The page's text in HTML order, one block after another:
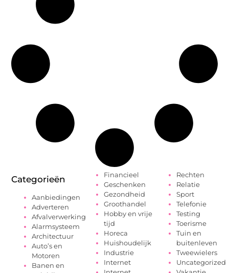
Categorieën
Aanbiedingen
Adverteren
Afvalverwerking
Alarmsysteem
Architectuur
Auto’s en
Motoren
Banen en
Financieel
Geschenken
Gezondheid
Groothandel
Hobby en vrije
tijd
Horeca
Huishoudelijk
Industrie
Internet
Rechten
Relatie
Sport
Telefonie
Testing
Toerisme
Tuin en
buitenleven
Tweewielers
Uncategorized